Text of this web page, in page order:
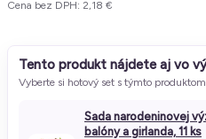
Cena bez DPH: 2,18 €
Tento produkt nájdete aj vo
Vyberte si hotový set s týmto produktom.
Sada narodeninovej
balóny a girlanda, 11 ks